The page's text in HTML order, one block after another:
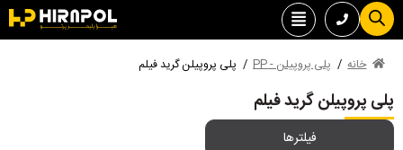
خانه / پلی پروپیلن - PP / پلی پروپیلن گرید فیلم
پلی پروپیلن گرید فیلم
فیلترها